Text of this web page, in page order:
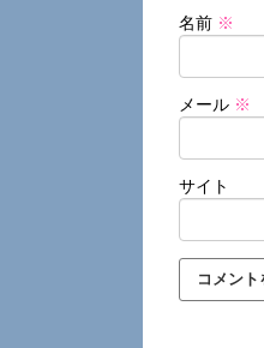
名前 ※
メール ※
サイト